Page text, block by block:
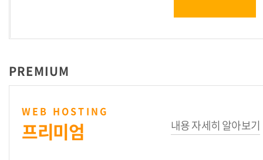
PREMIUM
WEB HOSTING
프리미엄 내용 자세히 알아보기